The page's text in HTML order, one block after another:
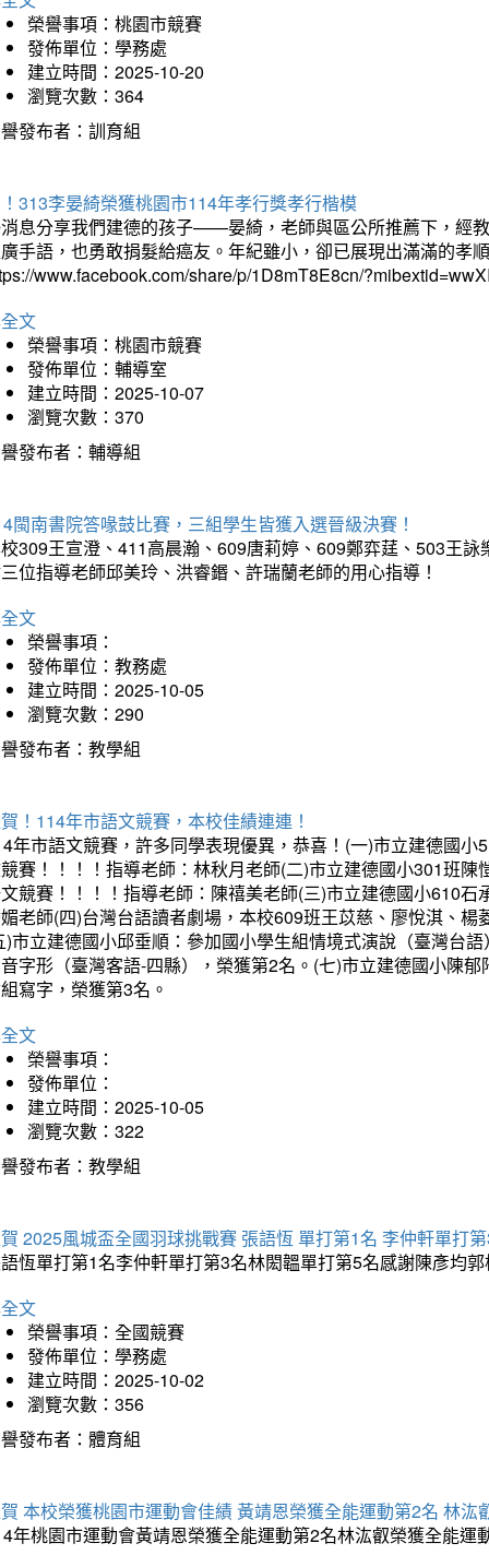
榮譽事項：桃園市競賽
發佈單位：學務處
建立時間：2025-10-20
瀏覽次數：364
發布者：訓育組
313李晏綺榮獲桃園市114年孝行獎孝行楷模
息分享我們建德的孩子——晏綺，老師與區公所推薦下，經
手語，也勇敢捐髮給癌友。年紀雖小，卻已展現出滿滿的孝
www.facebook.com/share/p/1D8mT8E8cn/
文
榮譽事項：桃園市競賽
發佈單位：輔導室
建立時間：2025-10-07
瀏覽次數：370
發布者：輔導組
閩南書院答喙鼓比賽，三組學生皆獲入選晉級決賽！
309王宣澄、411高晨瀚、609唐莉婷、609鄭弈莛、503王
位指導老師邱美玲、洪睿鍲、許瑞蘭老師的用心指導！
文
榮譽事項：
發佈單位：教務處
建立時間：2025-10-05
瀏覽次數：290
發布者：教學組
！114年市語文競賽，本校佳績連連！
年市語文競賽，許多同學表現優異，恭喜！(一)市立建德國
賽！！！！指導老師：林秋月老師(二)市立建德國小301班
競賽！！！！指導老師：陳禧美老師(三)市立建德國小610
老師(四)台灣台語讀者劇場，本校609班王苡慈、廖悅淇、
)市立建德國小邱垂順：參加國小學生組情境式演說（臺灣台
字形（臺灣客語-四縣），榮獲第2名。(七)市立建德國小陳
寫字，榮獲第3名。
文
榮譽事項：
發佈單位：
建立時間：2025-10-05
瀏覽次數：322
發布者：教學組
2025風城盃全國羽球挑戰賽 張語恆 單打第1名 李仲軒單打
恆單打第1名李仲軒單打第3名林閎韞單打第5名感謝陳彥均
文
榮譽事項：全國競賽
發佈單位：學務處
建立時間：2025-10-02
瀏覽次數：356
發布者：體育組
本校榮獲桃園市運動會佳績 黃靖恩榮獲全能運動第2名 林汯
年桃園市運動會黃靖恩榮獲全能運動第2名林汯叡榮獲全能運